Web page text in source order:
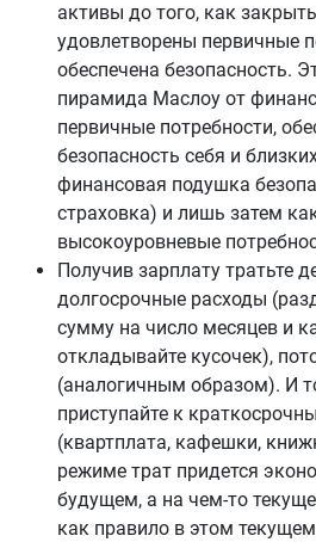
активы до того, как
удовлетворены первичные
обеспечена безопасность.
пирамида Маслоу от
первичные потребности,
безопасность себя и
финансовая подушка
страховка) и лишь затем
высокоуровневые
Получив зарплату тратьте
долгосрочные расходы
сумму на число месяцев и
откладывайте кусочек),
(аналогичным образом). И
приступайте к
(квартплата, кафешки,
режиме трат придется
будущем, а на чем-то
как правило в этом текущем